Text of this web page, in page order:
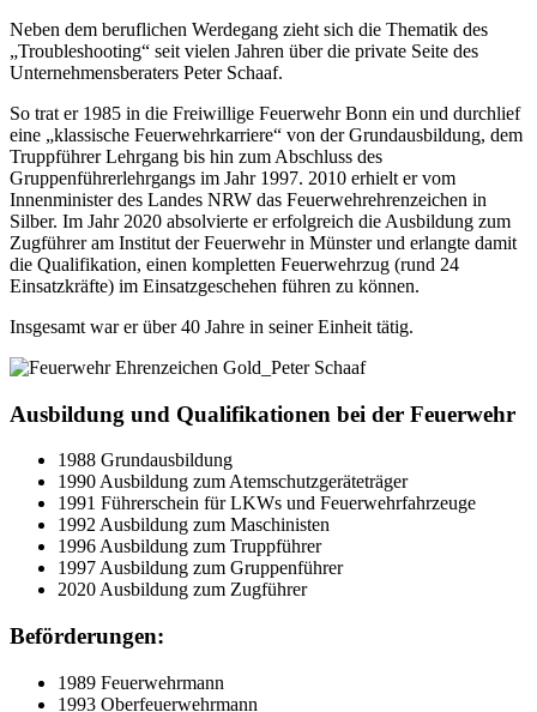
Neben dem beruflichen Werdegang zieht sich die Thematik des
„Troubleshooting“ seit vielen Jahren über die private Seite des
Unternehmensberaters Peter Schaaf.
So trat er 1985 in die Freiwillige Feuerwehr Bonn ein und durchlief
eine „klassische Feuerwehrkarriere“ von der Grundausbildung, dem
Truppführer Lehrgang bis hin zum Abschluss des
Gruppenführerlehrgangs im Jahr 1997. 2010 erhielt er vom
Innenminister des Landes NRW das Feuerwehrehrenzeichen in
Silber. Im Jahr 2020 absolvierte er erfolgreich die Ausbildung zum
Zugführer am Institut der Feuerwehr in Münster und erlangte damit
die Qualifikation, einen kompletten Feuerwehrzug (rund 24
Einsatzkräfte) im Einsatzgeschehen führen zu können.
Insgesamt war er über 40 Jahre in seiner Einheit tätig.
Ausbildung und Qualifikationen bei der Feuerwehr
1988 Grundausbildung
1990 Ausbildung zum Atemschutzgeräteträger
1991 Führerschein für LKWs und Feuerwehrfahrzeuge
1992 Ausbildung zum Maschinisten
1996 Ausbildung zum Truppführer
1997 Ausbildung zum Gruppenführer
2020 Ausbildung zum Zugführer
Beförderungen:
1989 Feuerwehrmann
1993 Oberfeuerwehrmann